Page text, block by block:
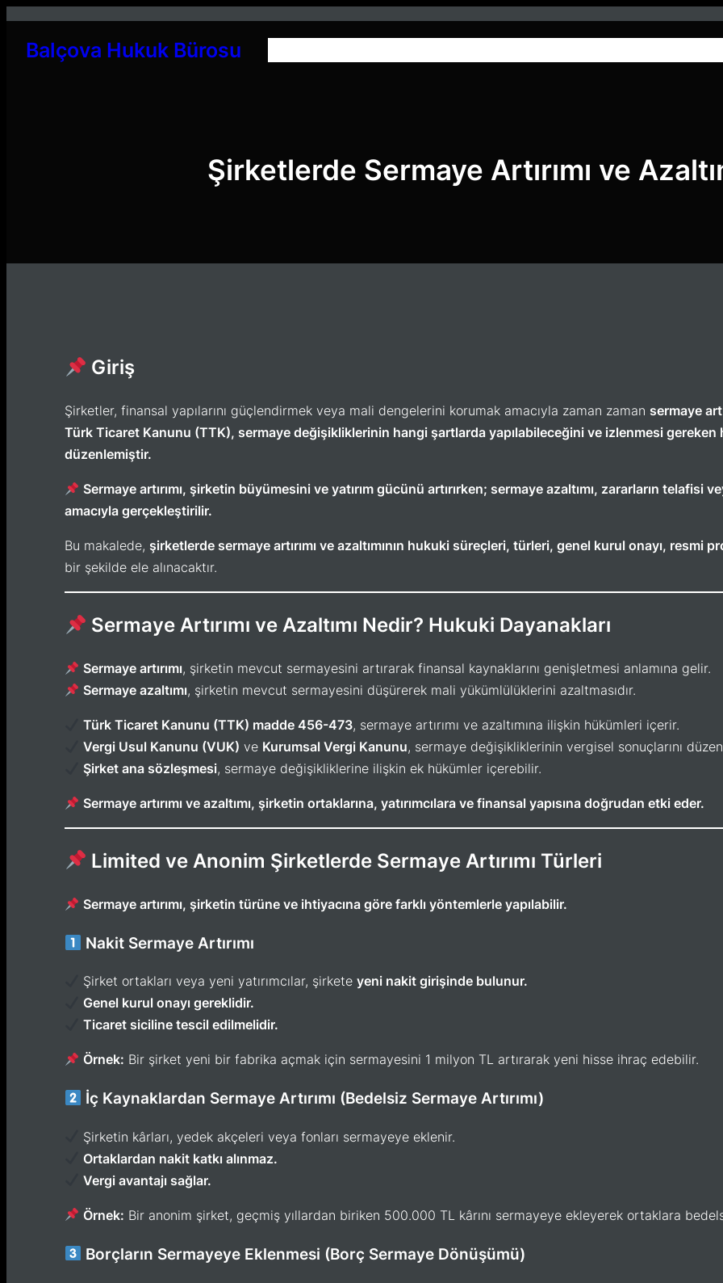
geçBalçova Hukuk Bürosu
Şirketlerde Sermaye Artırımı ve
Giriş
Şirketler, finansal yapılarını güçlendirmek veya mali dengelerini korumak amacıyla zaman zaman sermaye
Türk Ticaret Kanunu (TTK), sermaye değişikliklerinin hangi şartlarda yapılabileceğini ve izlenmesi gereken
düzenlemiştir.
Sermaye artırımı, şirketin büyümesini ve yatırım gücünü artırırken; sermaye azaltımı, zararların telafisi
amacıyla gerçekleştirilir.
Bu makalede, şirketlerde sermaye artırımı ve azaltımının hukuki süreçleri, türleri, genel kurul onayı, resmi
bir şekilde ele alınacaktır.
Sermaye Artırımı ve Azaltımı Nedir? Hukuki Dayanakları
Sermaye artırımı, şirketin mevcut sermayesini artırarak finansal kaynaklarını genişletmesi anlamına gelir.
Sermaye azaltımı, şirketin mevcut sermayesini düşürerek mali yükümlülüklerini azaltmasıdır.
Türk Ticaret Kanunu (TTK) madde 456-473, sermaye artırımı ve azaltımına ilişkin hükümleri içerir.
Vergi Usul Kanunu (VUK) ve Kurumsal Vergi Kanunu, sermaye değişikliklerinin vergisel sonuçlarını
Şirket ana sözleşmesi, sermaye değişikliklerine ilişkin ek hükümler içerebilir.
Sermaye artırımı ve azaltımı, şirketin ortaklarına, yatırımcılara ve finansal yapısına doğrudan etki eder.
Limited ve Anonim Şirketlerde Sermaye Artırımı Türleri
Sermaye artırımı, şirketin türüne ve ihtiyacına göre farklı yöntemlerle yapılabilir.
Nakit Sermaye Artırımı
Şirket ortakları veya yeni yatırımcılar, şirketeyeni nakit girişinde bulunur.
Genel kurul onayı gereklidir.
Ticaret siciline tescil edilmelidir.
Örnek: Bir şirket yeni bir fabrika açmak için sermayesini 1 milyon TL artırarak yeni hisse ihraç edebilir.
İç Kaynaklardan Sermaye Artırımı (Bedelsiz Sermaye Artırımı)
Şirketin kârları, yedek akçeleri veya fonları sermayeye eklenir.
Ortaklardan nakit katkı alınmaz.
Vergi avantajı sağlar.
Örnek: Bir anonim şirket, geçmiş yıllardan biriken 500.000 TL kârını sermayeye ekleyerek ortaklara
Borçların Sermayeye Eklenmesi (Borç Sermaye Dönüşümü)